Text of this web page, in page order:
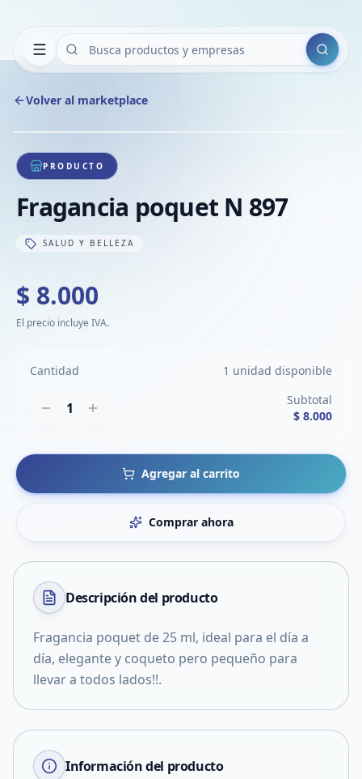
Buscar
Volver al marketplace
1/1
PRODUCTO
Fragancia poquet N 897
SALUD Y BELLEZA
$ 8.000
El precio incluye IVA.
Cantidad 1 unidad disponible
1
Subtotal
$ 8.000
Agregar al carrito
Comprar ahora
Descripción del producto
Fragancia poquet de 25 ml, ideal para el día a
día, elegante y coqueto pero pequeño para
llevar a todos lados!!.
Información del producto